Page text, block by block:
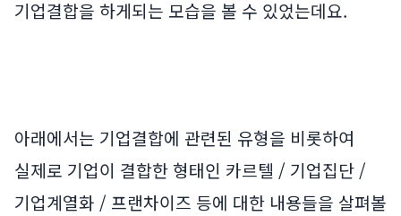
기업결합을 하게되는 모습을 볼 수 있었는데요.
아래에서는 기업결합에 관련된 유형을 비롯하여
실제로 기업이 결합한 형태인 카르텔 / 기업집단 /
기업계열화 / 프랜차이즈 등에 대한 내용들을 살펴볼